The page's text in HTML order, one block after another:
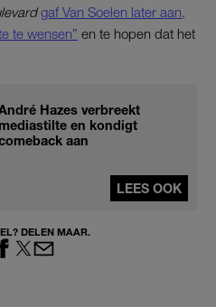
gaf Van Soelen later aan,
te wensen” en te hopen dat het
Hazes verbreekt
mediastilte en kondigt
aan
LEES OOK
DELEN MAAR.